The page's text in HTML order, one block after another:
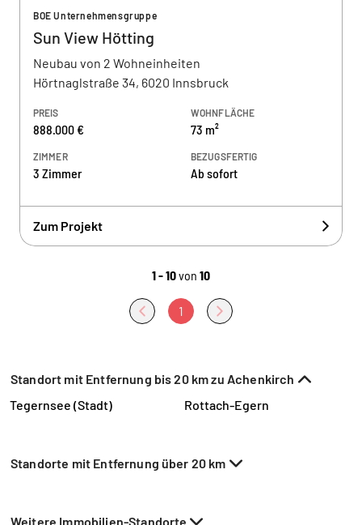
BOE Unternehmensgruppe
Sun View Hötting
Neubau von 2 Wohneinheiten
Hörtnaglstraße 34, 6020 Innsbruck
PREIS
888.000 €
WOHNFLÄCHE
73 m²
ZIMMER
3 Zimmer
BEZUGSFERTIG
Ab sofort
Zum Projekt
1 - 10von 10
1
Standort mit Entfernung bis 20 km zu Achenkirch
Tegernsee (Stadt)
Rottach-Egern
Standorte mit Entfernung über 20 km
Weitere Immobilien-Standorte